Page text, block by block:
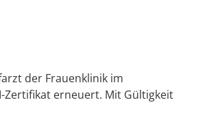
der Frauenklinik im
Zertifikat erneuert. Mit Gültigkeit